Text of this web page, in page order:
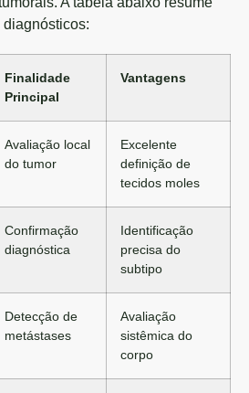
Finalidade
Principal
Vantagens
Avaliação local
do tumor
Excelente
definição de
tecidos moles
Confirmação
diagnóstica
Identificação
precisa do
subtipo
Detecção de
metástases
Avaliação
sistêmica do
corpo